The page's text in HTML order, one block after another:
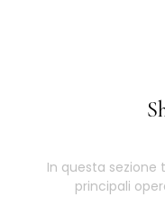
In questa sezione
principali